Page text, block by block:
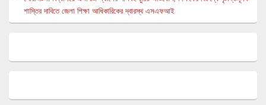
শাস্তির দাবিতে জেলা শিক্ষা আধিকারিকের দ্বারস্থ এসএফআই